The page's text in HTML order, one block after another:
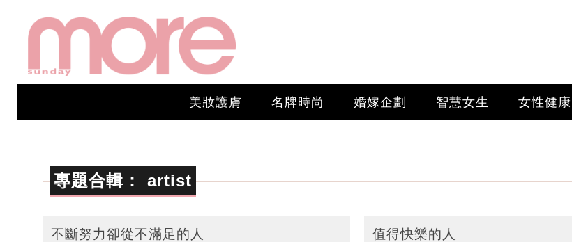
美妝護膚 名牌時尚 婚嫁企劃 智慧女生 女性健康
專題合輯： artist
不斷努力卻從不滿足的人 值得快樂的人